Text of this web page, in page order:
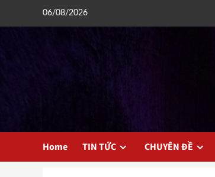
06/08/2026
Home TIN TỨC CHUYÊN ĐỀ